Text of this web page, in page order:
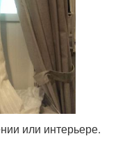
или интерьере.